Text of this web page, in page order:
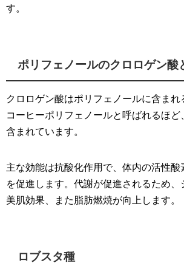
す。
ポリフェノールのクロロゲン酸
クロロゲン酸はポリフェノールに含まれ
コーヒーポリフェノールと呼ばれるほど
含まれています。
主な効能は抗酸化作用で、体内の活性酸
を促進します。代謝が促進されるため、
美肌効果、また脂肪燃焼が向上します。
ロブスタ種